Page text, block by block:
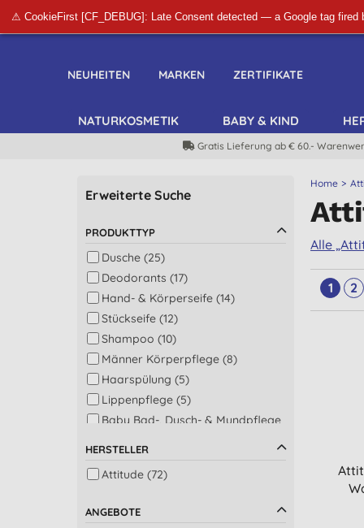
⚠ CookieFirst [CF_DEBUG]: Late Consent detected — a Google tag fired
NEUHEITEN MARKEN ZERTIFIKATE
NATURKOSMETIK BABY & KIND
Gratis Lieferung ab € 60.-
Home
Alle
1 2
Erweiterte Suche
PRODUKTTYP
Dusche (25)
Deodorants (17)
Hand- & Körperseife (14)
Stückseife (12)
Shampoo (10)
Männer Körperpflege (8)
Haarspülung (5)
Lippenpflege (5)
Baby Bad-, Dusch- & Mundpflege
Männer Deodorants (4)
Body Lotion (3)
Bad (2)
HERSTELLER
Attitude (72)
ANGEBOTE